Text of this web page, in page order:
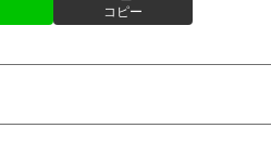
コピー